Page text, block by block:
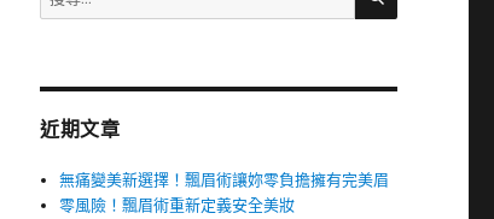
尋
字:
近期文章
無痛變美新選擇！飄眉術讓妳零負擔擁有完美眉
零風險！飄眉術重新定義安全美妝